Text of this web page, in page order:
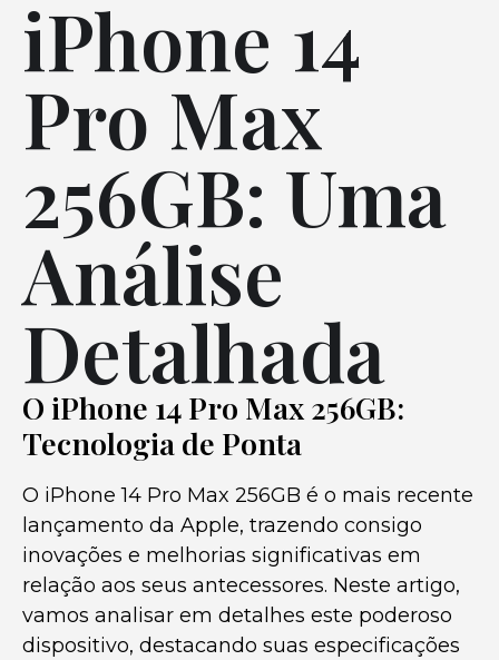
iPhone 14
Pro Max
256GB: Uma
Análise
Detalhada
O iPhone 14 Pro Max 256GB:
Tecnologia de Ponta
O iPhone 14 Pro Max 256GB é o mais recente
lançamento da Apple, trazendo consigo
inovações e melhorias significativas em
relação aos seus antecessores. Neste artigo,
vamos analisar em detalhes este poderoso
dispositivo, destacando suas especificações